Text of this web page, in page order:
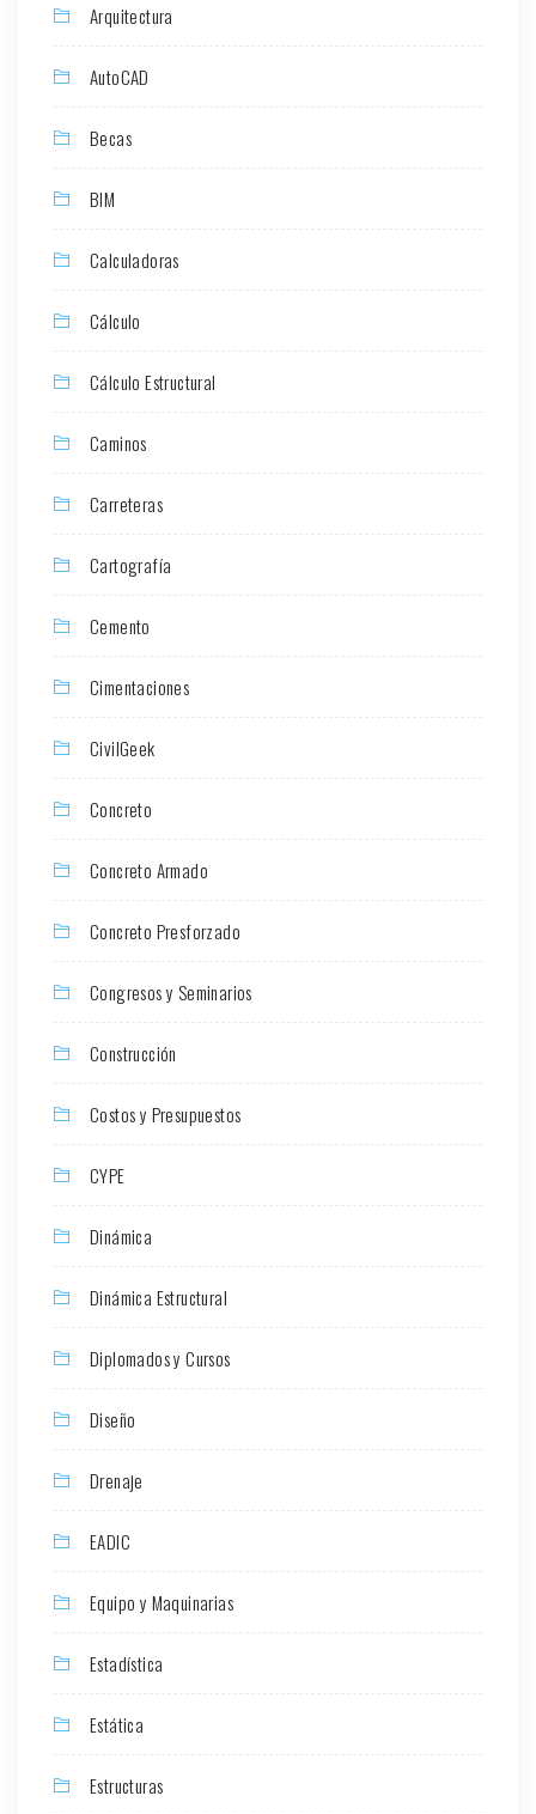
Arquitectura
AutoCAD
Becas
BIM
Calculadoras
Cálculo
Cálculo Estructural
Caminos
Carreteras
Cartografía
Cemento
Cimentaciones
CivilGeek
Concreto
Concreto Armado
Concreto Presforzado
Congresos y Seminarios
Construcción
Costos y Presupuestos
CYPE
Dinámica
Dinámica Estructural
Diplomados y Cursos
Diseño
Drenaje
EADIC
Equipo y Maquinarias
Estadística
Estática
Estructuras